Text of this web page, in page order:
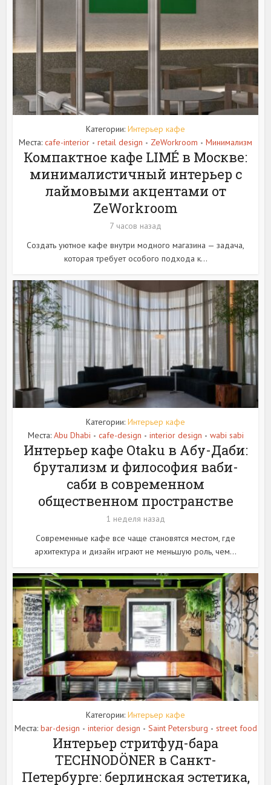
Категории: Интерьер кафе
Места: cafe-interior • retail design • ZeWorkroom • Минимализм
Компактное кафе LIMÉ в Москве:
минималистичный интерьер с
лаймовыми акцентами от
ZeWorkroom
7 часов назад
Создать уютное кафе внутри модного магазина — задача,
которая требует особого подхода к...
Категории: Интерьер кафе
Места: Abu Dhabi • cafe-design • interior design • wabi sabi
Интерьер кафе Otaku в Абу-Даби:
брутализм и философия ваби-
саби в современном
общественном пространстве
1 неделя назад
Современные кафе все чаще становятся местом, где
архитектура и дизайн играют не меньшую роль, чем...
Категории: Интерьер кафе
Места: bar-design • interior design • Saint Petersburg • street food
Интерьер стритфуд-бара
TECHNODÖNER в Санкт-
Петербурге: берлинская эстетика,